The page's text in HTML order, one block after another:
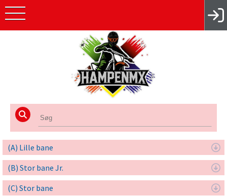
(A) Lille bane
(B) Stor bane Jr.
(C) Stor bane